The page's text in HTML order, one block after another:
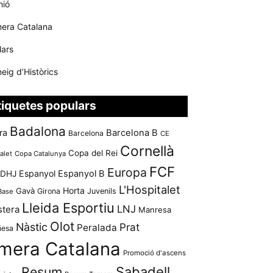
Catalana
d’Històrics
populars
Badalona Barcelona Barcelona B CE
Copa Catalunya Copa del Rei Cornellà
DHJ Espanyol Espanyol B Europa FCF
Gavà Girona Horta Juvenils L'Hospitalet
Lleida Esportiu LNJ Manresa
Nàstic Olot Peralada Prat
Catalana Promoció d'ascens